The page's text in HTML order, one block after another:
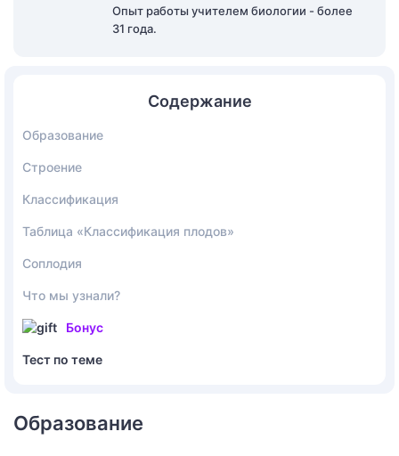
Опыт работы учителем биологии - более
31 года.
Содержание
Образование
Строение
Классификация
Таблица «Классификация плодов»
Соплодия
Что мы узнали?
Бонус
Тест по теме
Образование